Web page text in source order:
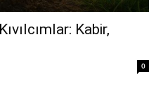
Kabir,
0